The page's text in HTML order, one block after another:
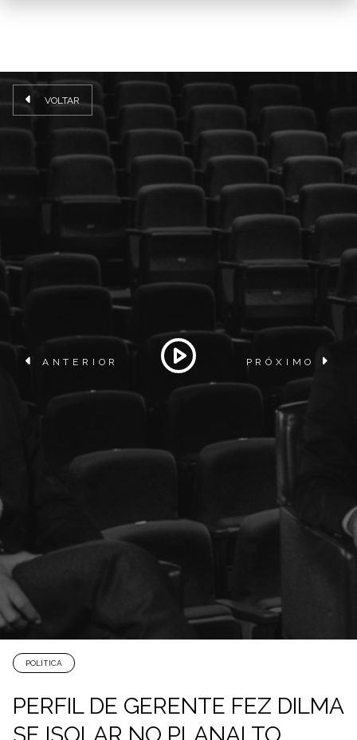
VOLTAR
ANTERIOR PRÓXIMO
POLÍTICA
PERFIL DE GERENTE FEZ DILMA